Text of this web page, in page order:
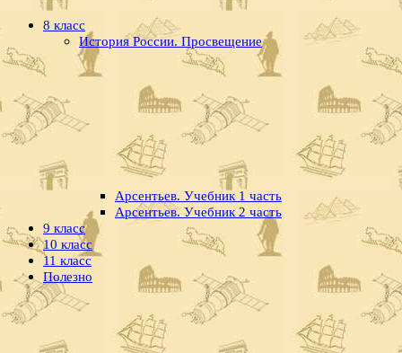
8 класс
История России. Просвещение
Арсентьев. Учебник 1 часть
Арсентьев. Учебник 2 часть
9 класс
10 класс
11 класс
Полезно